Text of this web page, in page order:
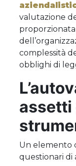
valutazione
complessità
obblighi di
assetti
Un elemento
questionari di